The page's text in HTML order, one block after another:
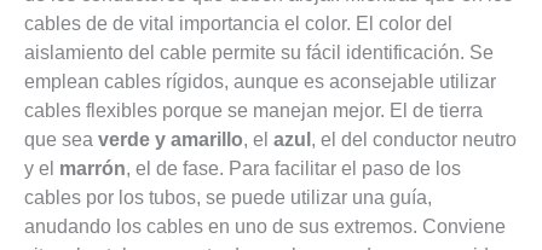
cables de de vital importancia el color. El color del
aislamiento del cable permite su fácil identificación. Se
emplean cables rígidos, aunque es aconsejable utilizar
cables flexibles porque se manejan mejor. El de tierra
que sea verde y amarillo, el azul , el del conductor neutro
y el marrón, el de fase. Para facilitar el paso de los
cables por los tubos, se puede utilizar una guía,
anudando los cables en uno de sus extremos. Conviene